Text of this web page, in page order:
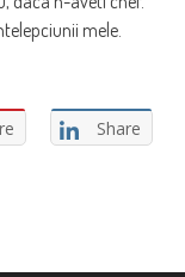
mele.
Share